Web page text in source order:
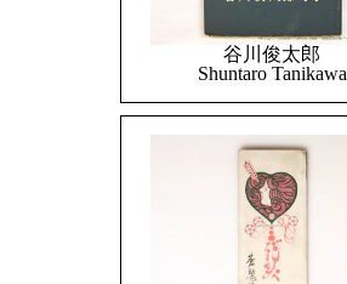
谷川俊太郎
Shuntaro Tanikawa